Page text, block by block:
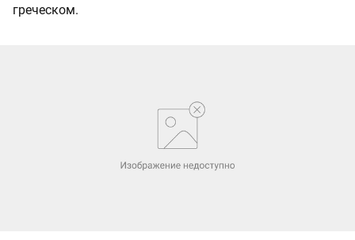
греческом.